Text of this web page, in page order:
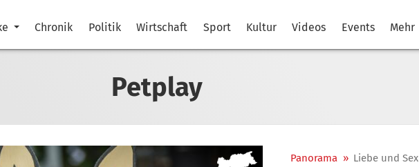
Chronik Politik Wirtschaft Sport Kultur Videos Events Mehr
Petplay
Panorama » Liebe und Sex